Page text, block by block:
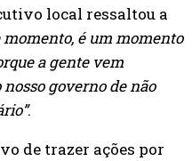
local ressaltou a
momento, é um momento
a gente vem
governo de não
.
de trazer ações por